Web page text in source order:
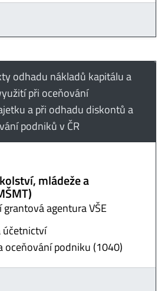
odhadu nákladů kapitálu a
při oceňování
a při odhadu diskontů a
podniků v ČR
mládeže a
grantová agentura VŠE
účetnictví
oceňování podniku (1040)